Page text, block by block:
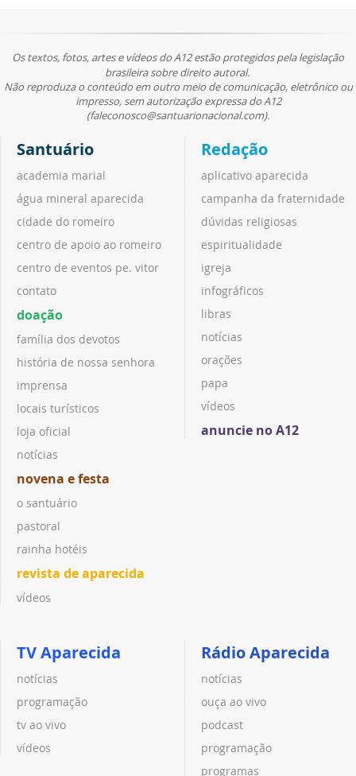
Os textos, fotos, artes e vídeos do A12 estão protegidos pela legislação
brasileira sobre direito autoral.
Não reproduza o conteúdo em outro meio de comunicação, eletrônico ou
impresso, sem autorização expressa do A12
(faleconosco@santuarionacional.com).
Santuário
academia marial
água mineral aparecida
cidade do romeiro
centro de apoio ao romeiro
centro de eventos pe. vitor
contato
doação
família dos devotos
história de nossa senhora
imprensa
locais turísticos
loja oficial
notícias
novena e festa
o santuário
pastoral
rainha hotéis
revista de aparecida
vídeos
Redação
aplicativo aparecida
campanha da fraternidade
dúvidas religiosas
espiritualidade
igreja
infográficos
libras
notícias
orações
papa
vídeos
anuncie no A12
TV Aparecida
notícias
programação
tv ao vivo
vídeos
Rádio Aparecida
notícias
ouça ao vivo
podcast
programação
programas